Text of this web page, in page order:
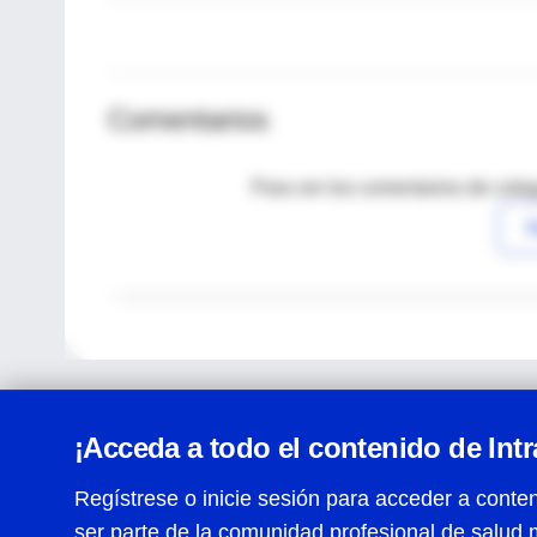
Comentarios
Para ver los comentarios de
¡Acceda a todo el contenido de
Regístrese o inicie sesión para acceder a
ser parte de la comunidad profesional de salud